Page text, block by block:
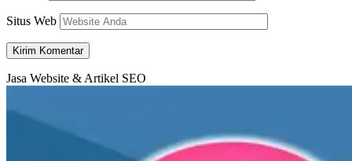
Situs Web
Jasa Website & Artikel SEO